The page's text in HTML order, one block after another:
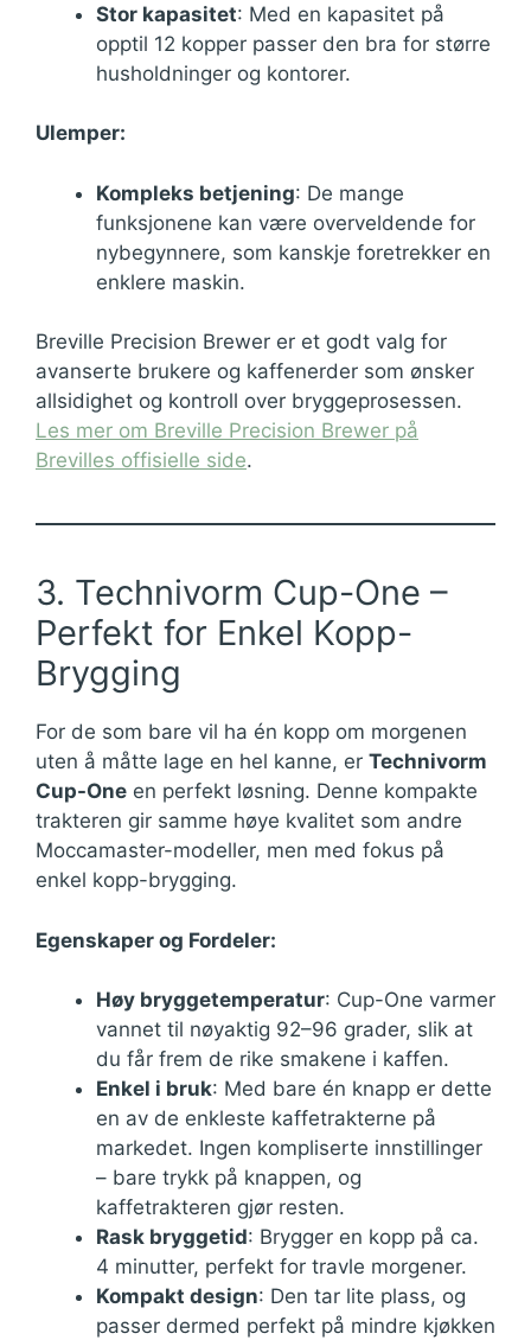
Stor kapasitet: Med en kapasitet på
opptil 12 kopper passer den bra for større
husholdninger og kontorer.
Ulemper:
Kompleks betjening: De mange
funksjonene kan være overveldende for
nybegynnere, som kanskje foretrekker en
enklere maskin.
Breville Precision Brewer er et godt valg for
avanserte brukere og kaffenerder som ønsker
allsidighet og kontroll over bryggeprosessen.
Les mer om Breville Precision Brewer på
Brevilles offisielle side.
3. Technivorm Cup-One –
Perfekt for Enkel Kopp-
Brygging
For de som bare vil ha én kopp om morgenen
uten å måtte lage en hel kanne, er Technivorm
Cup-One en perfekt løsning. Denne kompakte
trakteren gir samme høye kvalitet som andre
Moccamaster-modeller, men med fokus på
enkel kopp-brygging.
Egenskaper og Fordeler:
Høy bryggetemperatur: Cup-One varmer
vannet til nøyaktig 92–96 grader, slik at
du får frem de rike smakene i kaffen.
Enkel i bruk: Med bare én knapp er dette
en av de enkleste kaffetrakterne på
markedet. Ingen kompliserte innstillinger
– bare trykk på knappen, og
kaffetrakteren gjør resten.
Rask bryggetid: Brygger en kopp på ca.
4 minutter, perfekt for travle morgener.
Kompakt design: Den tar lite plass, og
passer dermed perfekt på mindre kjøkken